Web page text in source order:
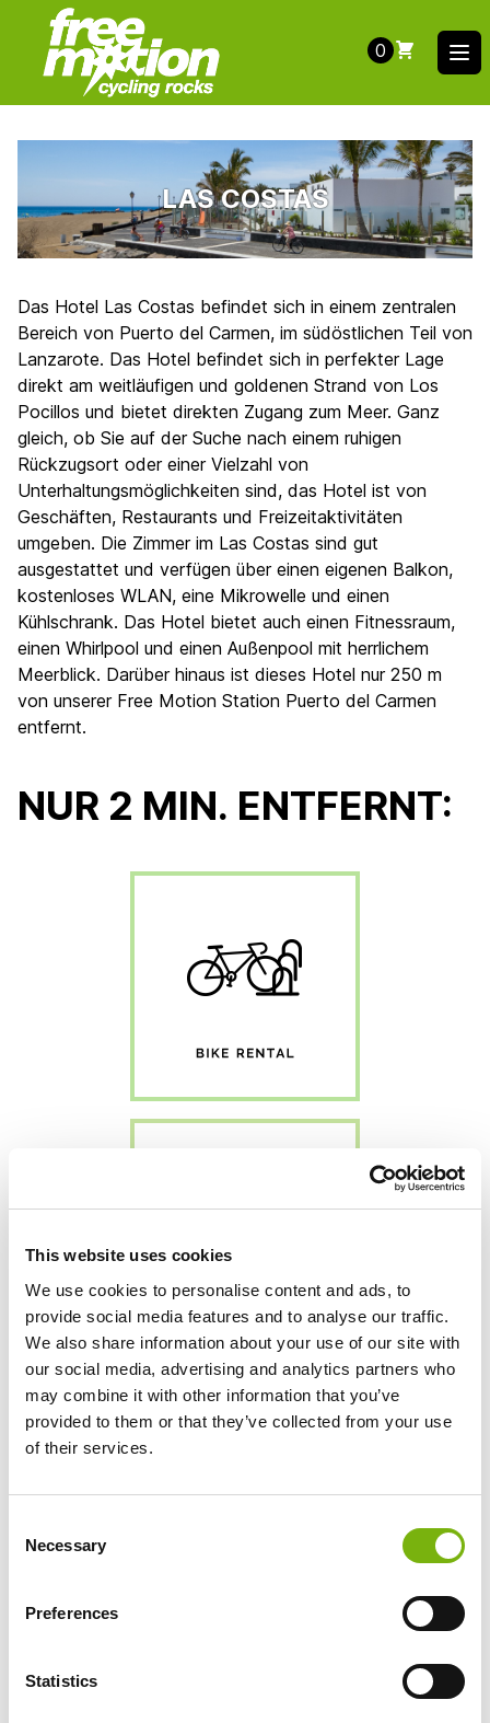
This website uses cookies
We use cookies to personalise content and ads, to
provide social media features and to analyse our traffic.
We also share information about your use of our site with
our social media, advertising and analytics partners who
may combine it with other information that you’ve
provided to them or that they’ve collected from your use
of their services.
Selection
Necessary
Preferences
Statistics
0
LAS COSTAS
Das Hotel Las Costas befindet sich in einem zentralen
Bereich von Puerto del Carmen, im südöstlichen Teil von
Lanzarote. Das Hotel befindet sich in perfekter Lage
direkt am weitläufigen und goldenen Strand von Los
Pocillos und bietet direkten Zugang zum Meer. Ganz
gleich, ob Sie auf der Suche nach einem ruhigen
Rückzugsort oder einer Vielzahl von
Unterhaltungsmöglichkeiten sind, das Hotel ist von
Geschäften, Restaurants und Freizeitaktivitäten
umgeben. Die Zimmer im Las Costas sind gut
ausgestattet und verfügen über einen eigenen Balkon,
kostenloses WLAN, eine Mikrowelle und einen
Kühlschrank. Das Hotel bietet auch einen Fitnessraum,
einen Whirlpool und einen Außenpool mit herrlichem
Meerblick. Darüber hinaus ist dieses Hotel nur 250 m
von unserer Free Motion Station Puerto del Carmen
entfernt.
NUR 2 MIN. ENTFERNT:
JETZT BUCHEN: